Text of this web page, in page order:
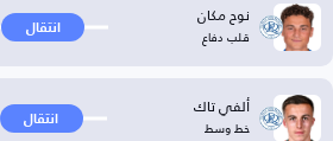
نوح مكان
قلب دفاع انتقال
ألفي تاك
خط وسط انتقال